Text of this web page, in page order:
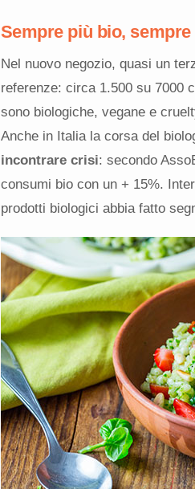
Sempre più bio,
Nel nuovo negozio, quasi un
referenze: circa 1.500 su 7000
sono biologiche, vegane e
Anche in Italia la corsa del
incontrare crisi: secondo
consumi bio con un + 15%.
prodotti biologici abbia fatto